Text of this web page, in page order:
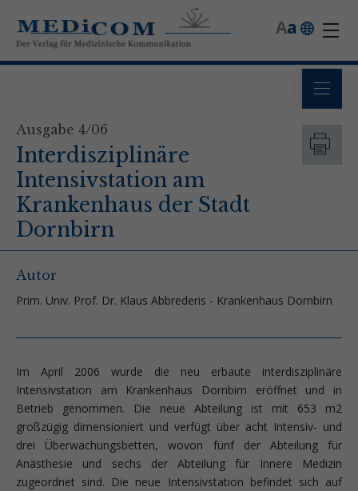
a
A
Ausgabe 4/06
Interdisziplinäre
Intensivstation am
Krankenhaus der Stadt
Dornbirn
Autor
Prim. Univ. Prof. Dr. Klaus Abbrederis - Krankenhaus Dornbirn
Im April 2006 wurde die neu erbaute interdisziplinäre
Intensivstation am Krankenhaus Dornbirn eröffnet und in
Betrieb genommen. Die neue Abteilung ist mit 653 m2
großzügig dimensioniert und verfügt über acht Intensiv- und
drei Überwachungsbetten, wovon fünf der Abteilung für
Anästhesie und sechs der Abteilung für Innere Medizin
zugeordnet sind. Die neue Intensivstation befindet sich auf